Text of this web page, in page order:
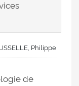
Philippe
de